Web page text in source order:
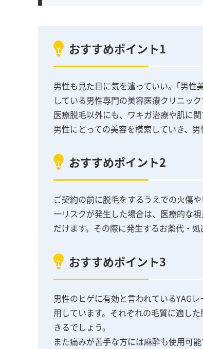
おすすめポイント1
男性も見た目に気を遣っていい。｢男性
している男性専門の美容医療クリニック
医療脱毛以外にも、ワキガ治療や肌に
男性にとっての美容を模索していき、
おすすめポイント2
ご契約の前に脱毛をするうえでの火傷
一リスクが発生した場合は、医療的な
だけます。その際に発生するお薬代・
おすすめポイント3
男性のヒゲに有効と言われているYAG
用しています。それぞれの毛質に適し
きるでしょう。
また痛みが苦手な方には麻酔も使用可